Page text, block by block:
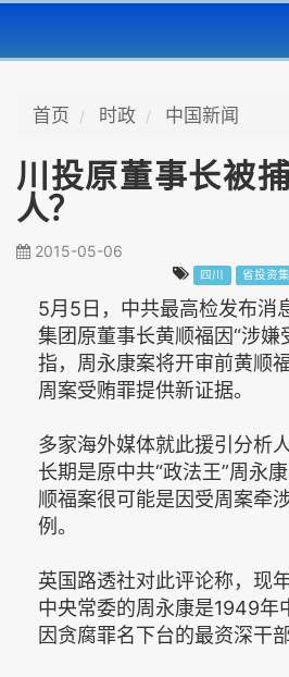
首页 时政 中国新闻
川投原董事长被
人？
2015-05-06
四川 省投资
5月5日，中共最高检发布消
集团原董事长黄顺福因“涉嫌
指，周永康案将开审前黄顺
周案受贿罪提供新证据。
多家海外媒体就此援引分析
长期是原中共“政法王”周永
顺福案很可能是因受周案牵
例。
英国路透社对此评论称，现
中央常委的周永康是1949年
因贪腐罪名下台的最资深干部